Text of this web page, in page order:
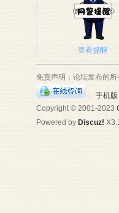
查看提醒
免责声明：论坛发布的
手机版
Copyright © 2001-2023
Powered by Discuz!